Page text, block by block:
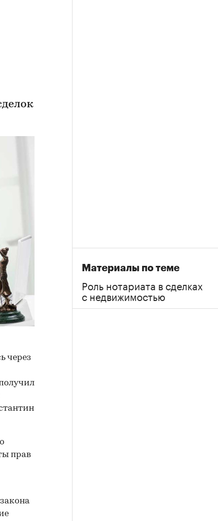
через
прав
Материалы по теме
Роль нотариата в сделках
с недвижимостью